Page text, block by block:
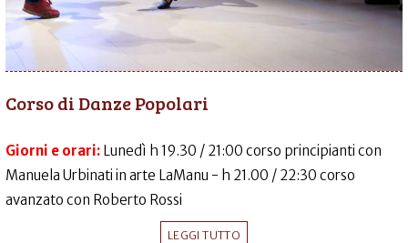
Corso di Danze Popolari
Giorni e orari: Lunedì h 19.30 / 21:00 corso principianti con
Manuela Urbinati in arte LaManu - h 21.00 / 22:30 corso
avanzato con Roberto Rossi
LEGGI TUTTO